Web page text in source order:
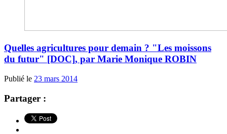
Quelles agricultures pour demain ? "Les moissons
du futur" [DOC], par Marie Monique ROBIN
Publié le 23 mars 2014
Partager :